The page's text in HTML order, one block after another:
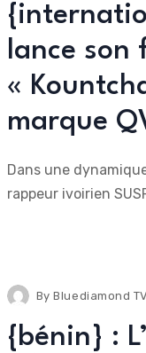
lance son
«
marque
Dans une
rappeur ivoirien
ByBluediamond TV
{bénin} :